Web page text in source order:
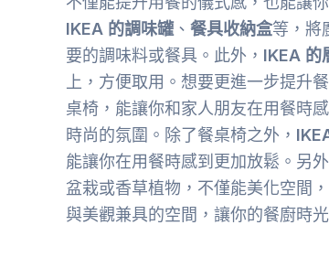
IKEA 的調味罐、 餐具收納盒等，將
要的調味料或餐具。此外， IKEA 的
上，方便取用。想要更進一步提升
桌椅，能讓你和家人朋友在用餐時
時尚的氛圍。除了餐桌椅之外，
能讓你在用餐時感到更加放鬆。另外
盆栽或香草植物，不僅能美化空間
與美觀兼具的空間，讓你的餐廚時